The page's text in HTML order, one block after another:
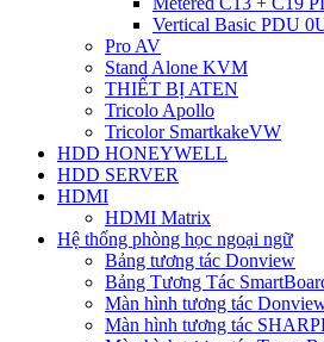
Vertical Basic PDU
Pro AV
Stand Alone KVM
THIẾT BỊ ATEN
Tricolo Apollo
Tricolor SmartkakeVW
HDD HONEYWELL
HDD SERVER
HDMI
HDMI Matrix
Hệ thống phòng học ngoại ngữ
Bảng tương tác Donview
Bảng Tương Tác
Màn hình tương tác
Màn hình tương tác